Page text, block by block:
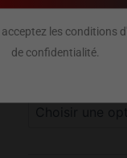
Citron éclatant
et énergisante
Lemon
les conditions
de confidentialité.